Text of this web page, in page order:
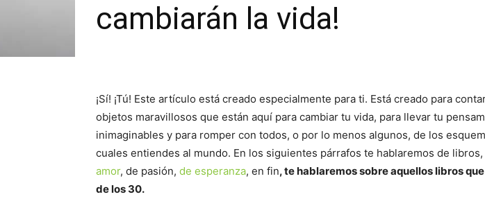
cambiarán la vida!
¡Sí! ¡Tú! Este artículo está creado especialmente para ti. Está creado para
objetos maravillosos que están aquí para cambiar tu vida, para llevar tu
inimaginables y para romper con todos, o por lo menos algunos, de los
cuales entiendes al mundo. En los siguientes párrafos te hablaremos de libros,
amor, de pasión, de esperanza, en fin, te hablaremos sobre aquellos libros
de los 30.